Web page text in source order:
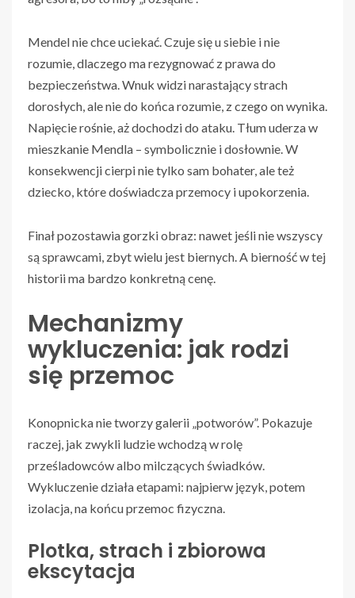
Mendel nie chce uciekać. Czuje się u siebie i nie
rozumie, dlaczego ma rezygnować z prawa do
bezpieczeństwa. Wnuk widzi narastający strach
dorosłych, ale nie do końca rozumie, z czego on wynika.
Napięcie rośnie, aż dochodzi do ataku. Tłum uderza w
mieszkanie Mendla – symbolicznie i dosłownie. W
konsekwencji cierpi nie tylko sam bohater, ale też
dziecko, które doświadcza przemocy i upokorzenia.
Finał pozostawia gorzki obraz: nawet jeśli nie wszyscy
są sprawcami, zbyt wielu jest biernych. A bierność w tej
historii ma bardzo konkretną cenę.
Mechanizmy
wykluczenia: jak rodzi
się przemoc
Konopnicka nie tworzy galerii „potworów”. Pokazuje
raczej, jak zwykli ludzie wchodzą w rolę
prześladowców albo milczących świadków.
Wykluczenie działa etapami: najpierw język, potem
izolacja, na końcu przemoc fizyczna.
Plotka, strach i zbiorowa
ekscytacja